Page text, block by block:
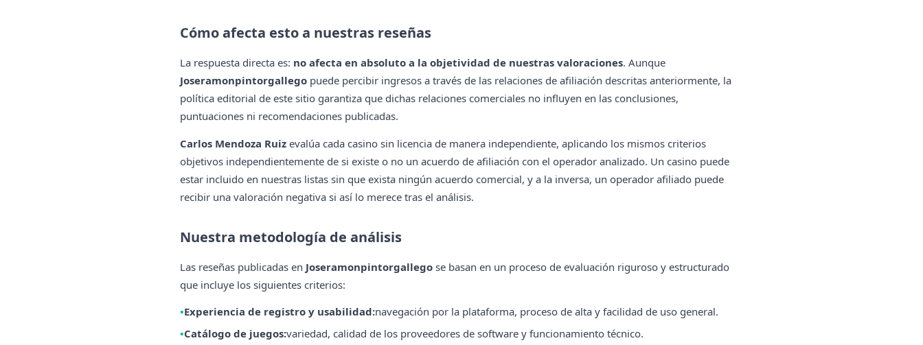
Cómo afecta esto a nuestras reseñas
La respuesta directa es: no afecta en absoluto a la objetividad de nuestras valoraciones. Aunque
Joseramonpintorgallego puede percibir ingresos a través de las relaciones de afiliación descritas anteriormente, la
política editorial de este sitio garantiza que dichas relaciones comerciales no influyen en las conclusiones,
puntuaciones ni recomendaciones publicadas.
Carlos Mendoza Ruiz evalúa cada casino sin licencia de manera independiente, aplicando los mismos criterios
objetivos independientemente de si existe o no un acuerdo de afiliación con el operador analizado. Un casino puede
estar incluido en nuestras listas sin que exista ningún acuerdo comercial, y a la inversa, un operador afiliado puede
recibir una valoración negativa si así lo merece tras el análisis.
Nuestra metodología de análisis
Las reseñas publicadas en Joseramonpintorgallego se basan en un proceso de evaluación riguroso y estructurado
que incluye los siguientes criterios:
Experiencia de registro y usabilidad:navegación por la plataforma, proceso de alta y facilidad de uso general.
Catálogo de juegos:variedad, calidad de los proveedores de software y funcionamiento técnico.